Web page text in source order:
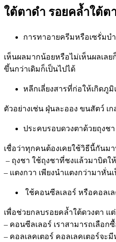
ใต้ตาดำ รอยคล้ำใต้ต
การทาอายครีมหรือเซรั่มบำ
เห็นผลมากน้อยหรือไม่เห็นผลเล
ขึ้นกว่าเดิมก็เป็นไปได้
หลีกเลี่ยงสารที่ก่อให้เกิดภูมิ
ตัวอย่างเช่น ฝุ่นละออง ขนสัตว์
ประคบรอบดวงตาด้วยถุงชา
เชื่อว่าทุกคนต้องเคยใช้วิธีนี้กันมา
– ถุงชา ใช้ถุงชาที่ชงแล้วมาบิดใ
– แตงกวา เพียงนำแตงกว่ามาหั่
ใช้คอนซีลเลอร์ หรือคอลเ
เพื่อช่วยกลบรอยคล้ำใต้ดวงตา แ
– คอนซีลเลอร์ เราสามารถเลือ
– คอลเลคเตอร์ คอลเลคเตอร์จ